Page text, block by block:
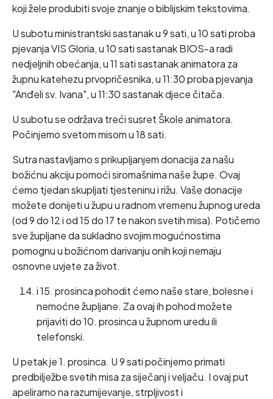
koji žele produbiti svoje znanje o biblijskim tekstovima.
U subotu ministrantski sastanak u 9 sati, u 10 sati proba
pjevanja VIS Gloria, u 10 sati sastanak BIOS-a radi
nedjeljnih obećanja, u 11 sati sastanak animatora za
župnu katehezu prvopričesnika, u 11:30 proba pjevanja
"Anđeli sv. Ivana", u 11:30 sastanak djece čitača.
U subotu se održava treći susret Škole animatora.
Počinjemo svetom misom u 18 sati.
Sutra nastavljamo s prikupljanjem donacija za našu
božićnu akciju pomoći siromašnima naše župe. Ovaj
ćemo tjedan skupljati tjesteninu i rižu. Vaše donacije
možete donijeti u župu u radnom vremenu župnog ureda
(od 9 do 12 i od 15 do 17 te nakon svetih misa). Potičemo
sve župljane da sukladno svojim mogućnostima
pomognu u božićnom darivanju onih koji nemaju
osnovne uvjete za život.
i 15. prosinca pohodit ćemo naše stare, bolesne i
nemoćne župljane. Za ovaj ih pohod možete
prijaviti do 10. prosinca u župnom uredu ili
telefonski.
U petak je 1. prosinca. U 9 sati počinjemo primati
predbilježbe svetih misa za siječanj i veljaču. I ovaj put
apeliramo na razumijevanje, strpljivost i